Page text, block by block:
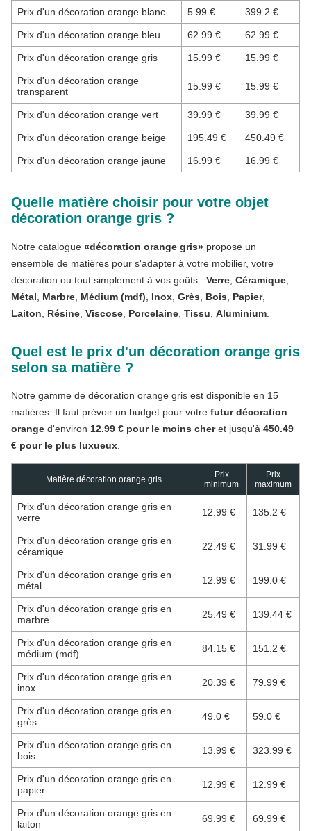
Prix d'un décoration orange blanc 5.99 € 399.2 €
Prix d'un décoration orange bleu 62.99 € 62.99 €
Prix d'un décoration orange gris 15.99 € 15.99 €
Prix d'un décoration orange
transparent
15.99 € 15.99 €
Prix d'un décoration orange vert 39.99 € 39.99 €
Prix d'un décoration orange beige 195.49 € 450.49 €
Prix d'un décoration orange jaune 16.99 € 16.99 €
Quelle matière choisir pour votre objet
décoration orange gris ?
Notre catalogue «décoration orange gris» propose un
ensemble de matières pour s'adapter à votre mobilier, votre
décoration ou tout simplement à vos goûts : Verre Céramique
Métal
Marbre Médium (mdf) Inox Grès Bois Papier,
Laiton
Résine Viscose Porcelaine Tissu Aluminium
Quel est le prix d'un décoration orange gris
selon sa matière ?
Notre gamme de décoration orange gris est disponible en 15
matières. Il faut prévoir un budget pour votre futur décoration
orange d'environ 12.99 € pour le moins cheret jusqu'à 450.49
€ pour le plus luxueux.
Matière décoration orange gris
Prix
minimum
Prix
maximum
Prix d'un décoration orange gris en
verre
12.99 € 135.2 €
Prix d'un décoration orange gris en
céramique
22.49 € 31.99 €
Prix d'un décoration orange gris en
métal
12.99 € 199.0 €
Prix d'un décoration orange gris en
marbre
25.49 € 139.44 €
Prix d'un décoration orange gris en
médium (mdf)
84.15 € 151.2 €
Prix d'un décoration orange gris en
inox
20.39 € 79.99 €
Prix d'un décoration orange gris en
grès
49.0 € 59.0 €
Prix d'un décoration orange gris en
bois
13.99 € 323.99 €
Prix d'un décoration orange gris en
papier
12.99 € 12.99 €
Prix d'un décoration orange gris en
laiton
69.99 € 69.99 €